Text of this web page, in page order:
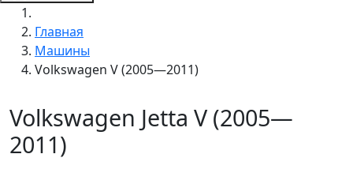
Главная
Машины
Volkswagen V (2005—2011)
Volkswagen Jetta V (2005—
2011)